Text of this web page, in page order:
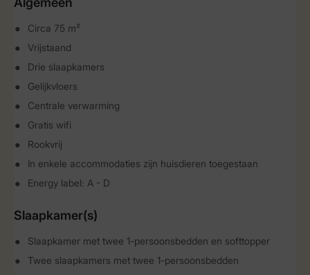
Circa 75 m²
Vrijstaand
Drie slaapkamers
Gelijkvloers
Centrale verwarming
Gratis wifi
Rookvrij
In enkele accommodaties zijn huisdieren toegestaan
Energy label: A - D
Slaapkamer(s)
Slaapkamer met twee 1-persoonsbedden en softtopper
Twee slaapkamers met twee 1-persoonsbedden